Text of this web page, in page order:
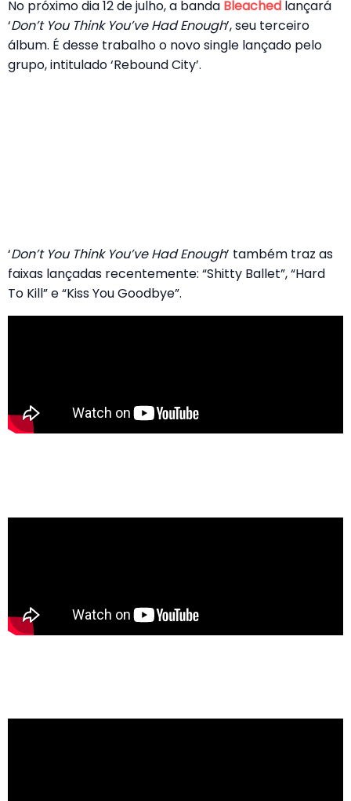
No próximo dia 12 de julho, a banda Bleached lançará
‘Don’t You Think You’ve Had Enough’, seu terceiro
álbum. É desse trabalho o novo single lançado pelo
grupo, intitulado ‘Rebound City’.
‘Don’t You Think You’ve Had Enough’ também traz as
faixas lançadas recentemente: “Shitty Ballet”, “Hard
To Kill” e “Kiss You Goodbye”.